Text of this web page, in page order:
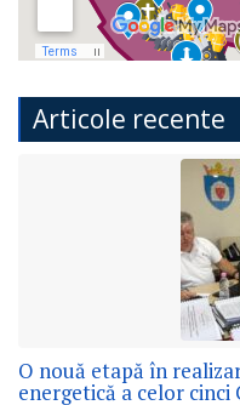
Articole recente
O nouă etapă în
energetică a celor